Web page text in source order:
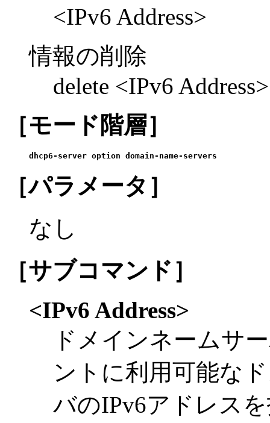
<IPv6 Address>
情報の削除
delete <IPv6 Address>
［モード階層］
dhcp6-server option domain-name-servers
［パラメータ］
なし
［サブコマンド］
<IPv6 Address>
ドメインネームサ
ントに利用可能な
バのIPv6アドレス